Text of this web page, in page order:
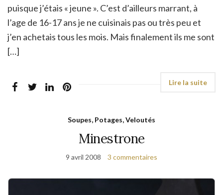
puisque j’étais « jeune ». C’est d’ailleurs marrant, à
l’age de 16-17 ans je ne cuisinais pas ou très peu et
j’en achetais tous les mois. Mais finalement ils me sont
[…]
Soupes, Potages, Veloutés
Minestrone
9 avril 2008 3 commentaires